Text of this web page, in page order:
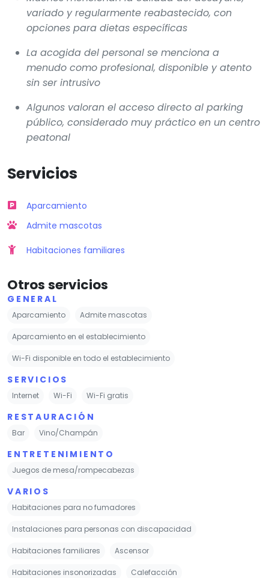
variado y regularmente reabastecido, con
opciones para dietas específicas
La acogida del personal se menciona a
menudo como profesional, disponible y atento
sin ser intrusivo
Algunos valoran el acceso directo al parking
público, considerado muy práctico en un centro
peatonal
Servicios
Aparcamiento
Admite mascotas
Habitaciones familiares
Otros servicios
GENERAL
Aparcamiento Admite mascotas
Aparcamiento en el establecimiento
Wi-Fi disponible en todo el establecimiento
SERVICIOS
Internet Wi-Fi Wi-Fi gratis
RESTAURACIÓN
Bar Vino/Champán
ENTRETENIMIENTO
Juegos de mesa/rompecabezas
VARIOS
Habitaciones para no fumadores
Instalaciones para personas con discapacidad
Habitaciones familiares Ascensor
Habitaciones insonorizadas Calefacción